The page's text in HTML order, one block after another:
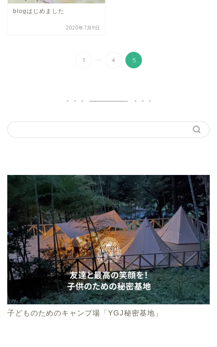
blogはじめました
2020年7月9日
1 ... 4 5
子どものためのキャンプ場「YGJ秘密基地」